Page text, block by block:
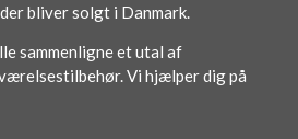
bliver solgt i Danmark.
sammenligne et utal af
Vi hjælper dig på